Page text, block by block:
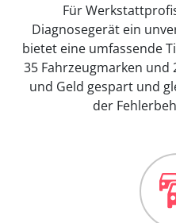
Für
Diagnosegerät ein
bietet eine umfassende
35 Fahrzeugmarken und
und Geld gespart und
der